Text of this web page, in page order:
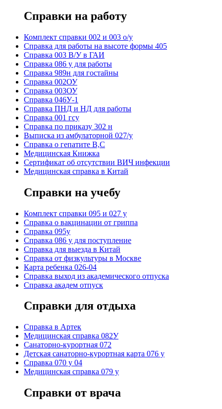
Справки на работу
Комплект справки 002 и 003 о/у
Справка для работы на высоте формы 405
Справка 003 В/У в ГАИ
Справка 086 у для работы
Справка 989н для гостайны
Справка 002ОУ
Справка 003ОУ
Справка 046У-1
Справка ПНД и НД для работы
Справка 001 гсу
Справка по приказу 302 н
Выписка из амбулаторной 027/у
Справка о гепатите B,C
Медицинская Книжка
Сертификат об отсутствии ВИЧ инфекции
Медицинская справка в Китай
Справки на учебу
Комплект справки 095 и 027 у
Справка о вакцинации от гриппа
Справка 095у
Справка 086 у для поступление
Справка для выезда в Китай
Справка от физкультуры в Москве
Карта ребенка 026-04
Справка выход из академического отпуска
Справка академ отпуск
Справки для отдыха
Cправка в Артек
Медицинская справка 082У
Санаторно-курортная 072
Детская санаторно-курортная карта 076 у
Справка 070 у 04
Медицинская справка 079 у
Справки от врача